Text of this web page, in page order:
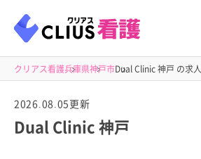
クリアス看護兵庫県神戸市Dual Clinic 神戸 の求人
2026.08.05更新
Dual Clinic 神戸